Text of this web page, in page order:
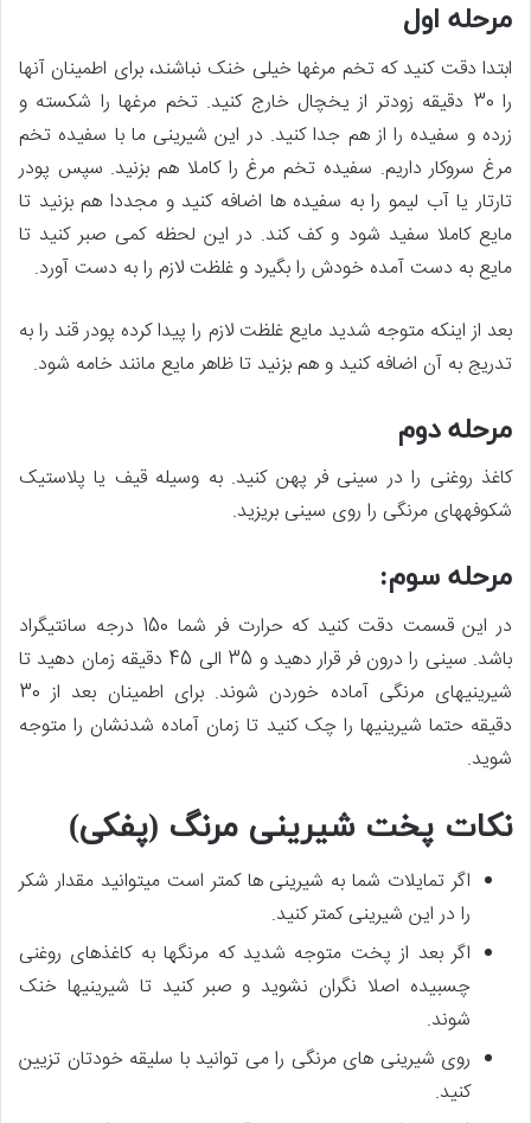
مرحله اول
ابتدا دقت کنید که تخم مرغ­ها خیلی خنک نباشند، برای اطمینان آن­ها
را 30 دقیقه زودتر از یخچال خارج کنید. تخم مرغ­ها را شکسته و
زرده و سفیده را از هم جدا کنید. در این شیرینی ما با سفیده تخم
مرغ سروکار داریم. سفیده تخم مرغ را کاملا هم بزنید. سپس پودر
تارتار یا آب لیمو را به سفیده ها اضافه کنید و مجددا هم بزنید تا
مایع کاملا سفید شود و کف کند. در این لحظه کمی صبر کنید تا
مایع به دست آمده خودش را بگیرد و غلظت لازم را به دست آورد.
بعد از اینکه متوجه شدید مایع غلظت لازم را پیدا کرده پودر قند را به
تدریج به آن اضافه کنید و هم بزنید تا ظاهر مایع مانند خامه شود.
مرحله دوم
کاغذ روغنی را در سینی فر پهن کنید. به وسیله قیف یا پلاستیک
شکوفه­های مرنگی را روی سینی بریزید.
مرحله سوم:
در این قسمت دقت کنید که حرارت فر شما 150 درجه سانتیگراد
باشد. سینی را درون فر قرار دهید و 35 الی 45 دقیقه زمان دهید تا
شیرینی­های مرنگی آماده خوردن شوند. برای اطمینان بعد از 30
دقیقه حتما شیرینی­ها را چک کنید تا زمان آماده شدنشان را متوجه
شوید.
نکات پخت شیرینی مرنگ (پفکی)
اگر تمایلات شما به شیرینی ­ها کمتر است می­توانید مقدار شکر
را در این شیرینی کمتر کنید.
اگر بعد از پخت متوجه شدید که مرنگ­ها به کاغذ­های روغنی
چسبیده اصلا نگران نشوید و صبر کنید تا شیرینی­ها خنک
شوند.
روی شیرینی­ های مرنگی را می ­توانید با سلیقه خودتان تزیین
کنید.